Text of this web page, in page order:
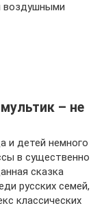
воздушными
– не
и детей немного
в существенно
сказка
русских семей,
классических